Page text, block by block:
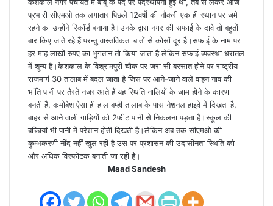
प्रभारी सीएमओ तक लगातार पिछले 12वर्षो की नौकरी एक ही स्थान पर जमे
रहने का उन्होंने रिकॉर्ड बनाया है।उनके द्वारा नगर की सफाई के दावे तो बहुतों
बार किए जाते रहे हैं परन्तु वास्तविकता बातों से कोसों दूर है।सफाई के नाम पर
हर माह लाखों रुपए का भुगतान तो किया जाता है लेकिन सफाई व्यवस्था धरातल
में शून्य है।केशकाल के विश्रामपुरी चौक पर जरा सी बरसात होने पर राष्ट्रीय
राजमार्ग 30 तालाब में बदल जाता है जिस पर आने-जाने वाले वाहन नाव की
भांति पानी पर तैरते नजर आते हैं यह स्थिति नालियों के जाम होने के कारण
बनती है, कमोबेश ऐसा ही हाल बम्ही तालाब के पास नेशनल हाइवे में दिखता है,
बाहर से आने वाली गाड़ियों को 2फीट पानी से निकलना पड़ता है।स्कूल की
बच्चियां भी पानी में परेशान होती दिखती है।लेकिन अब तक सीएमओ की
कुम्भकरणी नींद नहीं खुल रही है उस पर प्रशासन की उदासीनता स्थिति को
और अधिक विस्फोटक बनाती जा रही है।
Maad Sandesh